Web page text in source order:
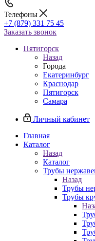
Телефоны
+7 (879) 331 75 45
Заказать звонок
Пятигорск
Назад
Города
Екатеринбург
Краснодар
Пятигорск
Самара
Личный кабинет
Главная
Каталог
Назад
Каталог
Трубы
Назад
Трубы
Трубы